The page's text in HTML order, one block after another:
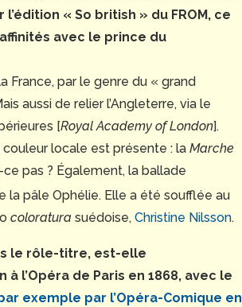
« So british » du FROM, ce
avec le prince du
France, par le genre du « grand
aussi de relier l’Angleterre, via le
[Royal Academy of London].
locale est présente : la Marche
ce pas ? Également, la ballade
la pâle Ophélie. Elle a été soufflée au
coloratura suédoise, Christine Nilsson.
le rôle-titre, est-elle
l’Opéra de Paris en 1868, avec le
exemple par l’Opéra-Comique en